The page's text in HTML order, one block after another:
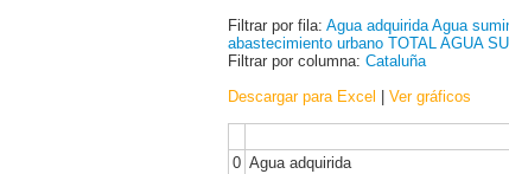
Filtrar por fila: Agua adquirida Agua
abastecimiento urbano TOTAL AGUA
Filtrar por columna: Cataluña
Descargar para Excel | Ver gráficos
0 Agua adquirida